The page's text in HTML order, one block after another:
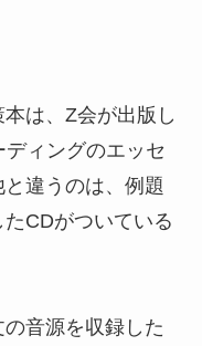
は、Z会が出版し
ィングのエッセ
違うのは、例題
CDがついている
音源を収録した